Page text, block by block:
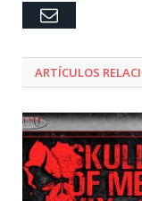
Email
ARTÍCULOS